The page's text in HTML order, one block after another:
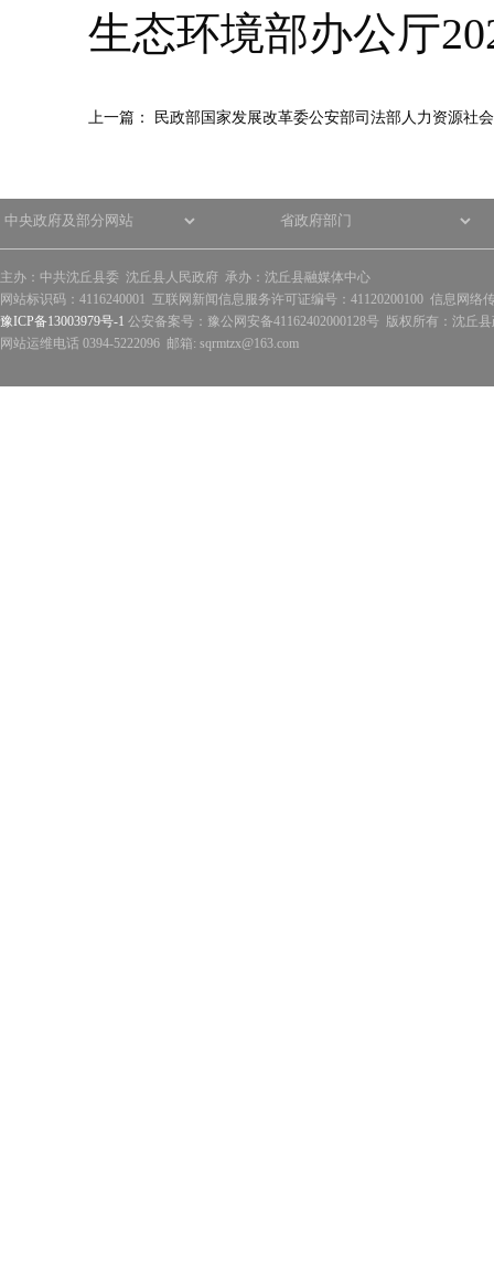
生态环境部办公厅
上一篇： 民政部国家发展改革委公安部司法部人力资源社
主办：中共沈丘县委 沈丘县人民政府 承办：沈丘县融媒体中心
网站标识码：4116240001 互联网新闻信息服务许可证编号：41120200100 信息网络
豫ICP备13003979号-1 公安备案号：豫公网安备41162402000128号 版权所有：沈丘
网站运维电话 0394-5222096 邮箱: sqrmtzx@163.com